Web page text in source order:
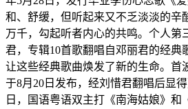
和、舒缓，但听起来又不乏淡淡的辛
万千，勾起听者内心的共鸣。个人第
君，专辑10首歌翻唱自邓丽君的经典
让这些经典歌曲焕发了新的生命。首
于8月20日发布，经刘惜君翻唱后显
日，国语粤语双主打《南海姑娘》和